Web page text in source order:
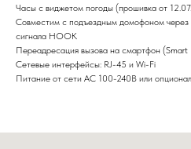
Часы с виджетом погоды (прошивка от
Совместим с подъездным домофоном через
сигнала HOOK
Переадресация вызова на смартфон (Smart
Сетевые интерфейсы: RJ-45 и Wi-Fi
Питание от сети AC 100-240В или